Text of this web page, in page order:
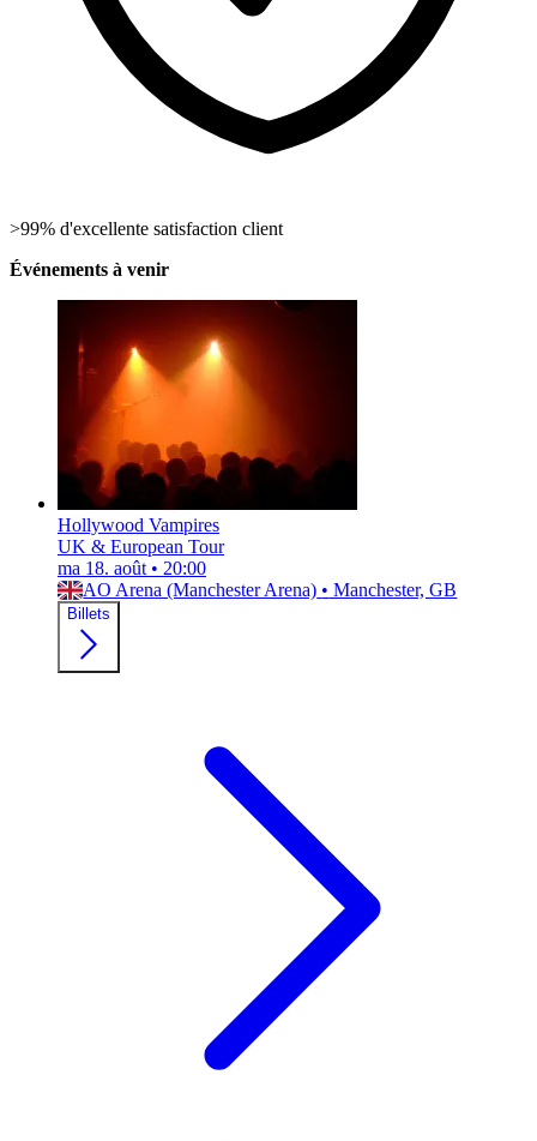
>99% d'excellente satisfaction client
Événements à venir
Hollywood Vampires
UK & European Tour
ma 18. août • 20:00
AO Arena (Manchester Arena) • Manchester, GB
Billets